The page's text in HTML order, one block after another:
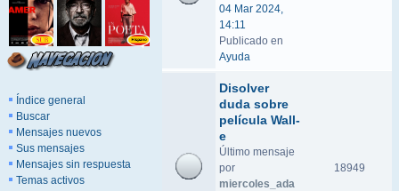
Índice general
Buscar
Mensajes nuevos
Sus mensajes
Mensajes sin respuesta
Temas activos
04 Mar 2024,
14:11
Publicado en
Ayuda
Disolver
duda sobre
película Wall-
e
Último mensaje
por
miercoles_ada
18949